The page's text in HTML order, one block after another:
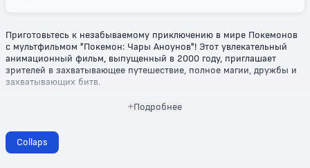
Приготовьтесь к незабываемому приключению в мире Покемонов
с мультфильмом "Покемон: Чары Аноунов"! Этот увлекательный
анимационный фильм, выпущенный в 2000 году, приглашает
зрителей в захватывающее путешествие, полное магии, дружбы и
захватывающих битв.
Главные герои — тренер Покемонов Эш, его верные друзья и,
с таинственными Аноун, которые обладают удивительными
способностями. Вместе они исследуют загадочные руины и
раскрывают древние тайны, которые могут изменить судьбу всего
Подробнее
Collaps